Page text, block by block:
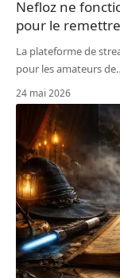
Nefloz ne
pour le
La plateforme de
pour les amateurs de
24 mai 2026